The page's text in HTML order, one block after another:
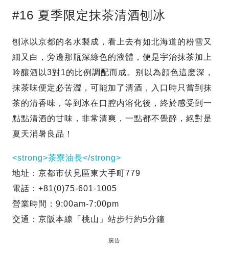
#16 夏季限定抹茶清酒刨冰
刨冰以京都的名水製成，看上去有如北海道的粉雪又
細又白，旁邊那瓶深綠色的液體，便是宇治抹茶加上
吟釀酒以3對1的比例調配而成。别以為顔色這麽深，
抹茶味便定必苦澀，可能加了清酒，入口時只嘗到抹
茶的清香味，等到冰在口腔内溶化後，終於感受到一
點點清酒的甘味，非常清爽，一點都不覺醉，絕對是
夏天消暑良品！
<strong>茶寮油長</strong>
地址：京都市伏見區東大手町779
電話：+81(0)75-601-1005
營業時間：9:00am-7:00pm
交通：京阪本線「桃山」站步行約5分鐘
廣告